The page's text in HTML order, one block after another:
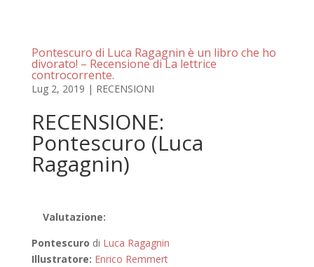
Pontescuro di Luca Ragagnin è un libro che ho
divorato! – Recensione di La lettrice
controcorrente.
Lug 2, 2019 | RECENSIONI
RECENSIONE:
Pontescuro (Luca
Ragagnin)
Valutazione:
Pontescuro di Luca Ragagnin
Illustratore: Enrico Remmert